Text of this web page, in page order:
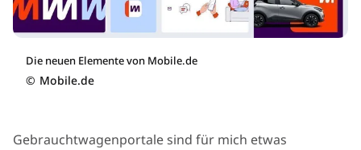
Die neuen Elemente von Mobile.de
© Mobile.de
Gebrauchtwagenportale sind für mich etwas